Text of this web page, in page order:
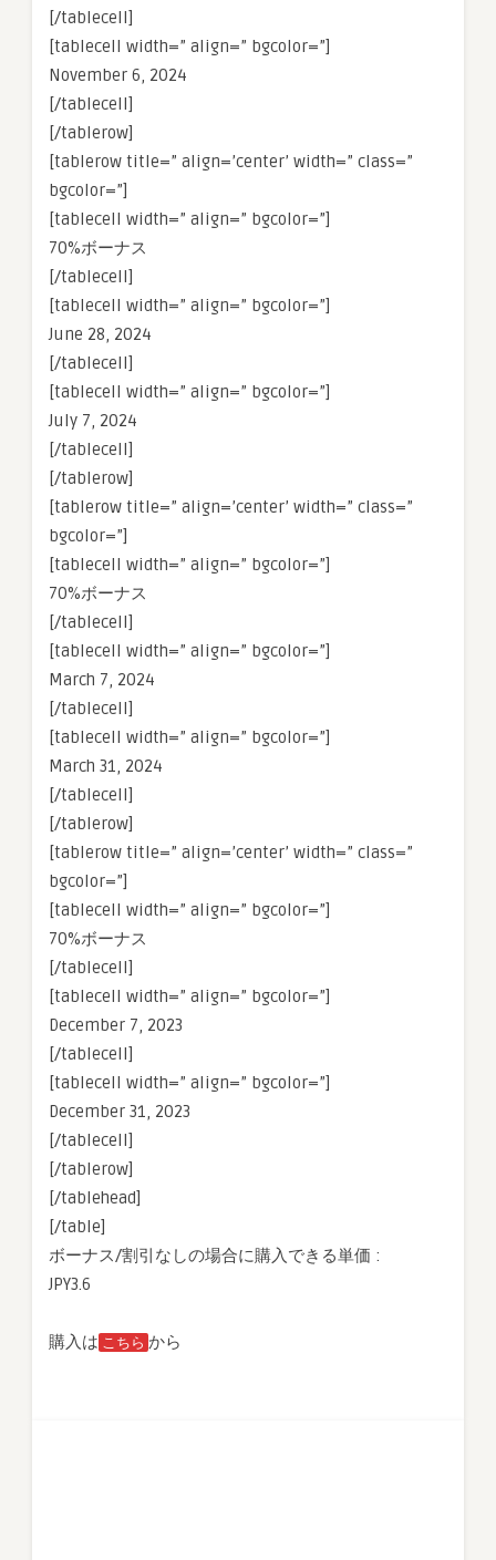
[/tablecell]
[tablecell width=” align=” bgcolor=”]
November 6, 2024
[/tablecell]
[/tablerow]
[tablerow title=” align=’center’ width=” class=”
bgcolor=”]
[tablecell width=” align=” bgcolor=”]
70%ボーナス
[/tablecell]
[tablecell width=” align=” bgcolor=”]
June 28, 2024
[/tablecell]
[tablecell width=” align=” bgcolor=”]
July 7, 2024
[/tablecell]
[/tablerow]
[tablerow title=” align=’center’ width=” class=”
bgcolor=”]
[tablecell width=” align=” bgcolor=”]
70%ボーナス
[/tablecell]
[tablecell width=” align=” bgcolor=”]
March 7, 2024
[/tablecell]
[tablecell width=” align=” bgcolor=”]
March 31, 2024
[/tablecell]
[/tablerow]
[tablerow title=” align=’center’ width=” class=”
bgcolor=”]
[tablecell width=” align=” bgcolor=”]
70%ボーナス
[/tablecell]
[tablecell width=” align=” bgcolor=”]
December 7, 2023
[/tablecell]
[tablecell width=” align=” bgcolor=”]
December 31, 2023
[/tablecell]
[/tablerow]
[/tablehead]
[/table]
ボーナス/割引なしの場合に購入できる単価 :
JPY3.6
購入は こちら から